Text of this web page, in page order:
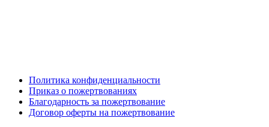
Политика конфиденциальности
Приказ о пожертвованиях
Благодарность за пожертвование
Договор оферты на пожертвование